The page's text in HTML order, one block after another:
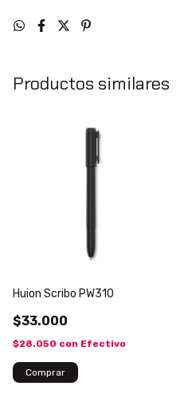
Productos similares
Huion Scribo PW310
$33.000
$28.050 con Efectivo